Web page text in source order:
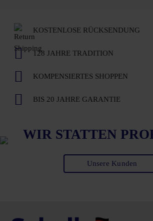
KOSTENLOSE RÜCKSENDUNG
128 JAHRE TRADITION
KOMPENSIERTES SHOPPEN
BIS 20 JAHRE GARANTIE
WIR STATTEN
Unsere Kunden